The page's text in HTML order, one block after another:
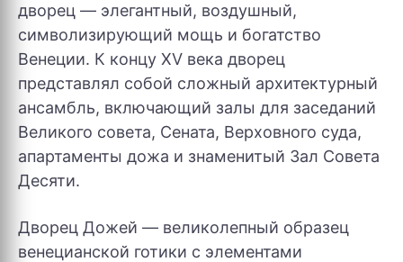
дворец — элегантный, воздушный,
символизирующий мощь и богатство
Венеции. К концу XV века дворец
представлял собой сложный архитектурный
ансамбль, включающий залы для заседаний
Великого совета, Сената, Верховного суда,
апартаменты дожа и знаменитый Зал Совета
Десяти.
Дворец Дожей — великолепный образец
венецианской готики с элементами